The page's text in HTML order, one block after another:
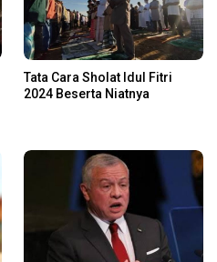
Tata Cara Sholat Idul Fitri
2024 Beserta Niatnya